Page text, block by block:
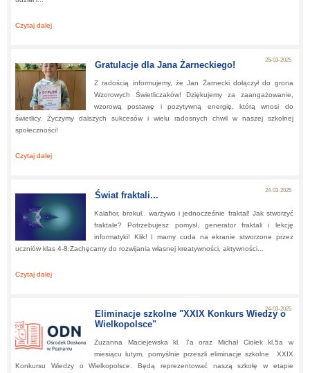
Czytaj dalej
25-03-2025
Gratulacje dla Jana Żarneckiego!
Z radością informujemy, że Jan Żarnecki dołączył do grona
Wzorowych Świetliczaków! Dziękujemy za zaangażowanie,
wzorową postawę i pozytywną energię, którą wnosi do
świetlicy. Życzymy dalszych sukcesów i wielu radosnych chwil w naszej szkolnej
społeczności!
Czytaj dalej
24-03-2025
Świat fraktali...
Kalafior, brokuł.. warzywo i jednocześnie fraktal! Jak stworzyć
fraktale? Potrzebujesz pomysł, generator fraktali i lekcję
informatyki! Klik! I mamy cuda na ekranie stworzone przez
uczniów klas 4-8.Zachęcamy do rozwijania własnej kreatywności, aktywności...
Czytaj dalej
24-03-2025
Eliminacje szkolne "XXIX Konkurs Wiedzy o
Wielkopolsce"
Zuzanna Maciejewska kl. 7a oraz Michał Ciołek kl.5a w
miesiącu lutym, pomyślnie przeszli eliminacje szkolne XXIX
Konkursu Wiedzy o Wielkopolsce. Będą reprezentować naszą szkołę w etapie